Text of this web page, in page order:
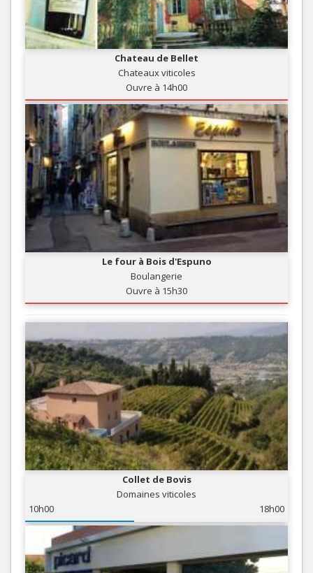
Chateau de Bellet
Chateaux viticoles
Ouvre à 14h00
Le four à Bois d'Espuno
Boulangerie
Ouvre à 15h30
Collet de Bovis
Domaines viticoles
10h00
18h00